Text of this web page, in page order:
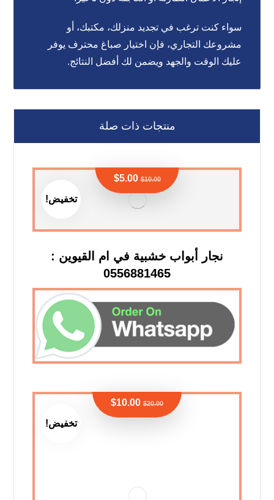
سواء كنت ترغب في تجديد منزلك، مكتبك، أو
مشروعك التجاري، فإن اختيار صباغ محترف يوفر
عليك الوقت والجهد ويضمن لك أفضل النتائج.
منتجات ذات صلة
تخفيض!
نجار أبواب خشبية في ام القيوين :
0556881465
$10.00
$5.00
تخفيض!
$20.00
$10.00